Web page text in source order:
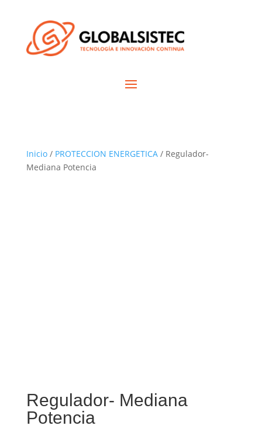
Inicio/ PROTECCION ENERGETICA/ Regulador-
Mediana Potencia
Regulador- Mediana
Potencia